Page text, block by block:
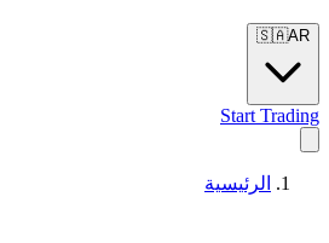
🇸🇦AR
Start Trading
الرئيسية